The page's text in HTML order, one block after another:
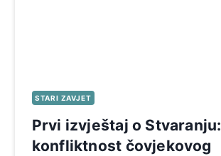
STARI ZAVJET
Prvi izvještaj o Stvaranju:
konfliktnost čovjekovog